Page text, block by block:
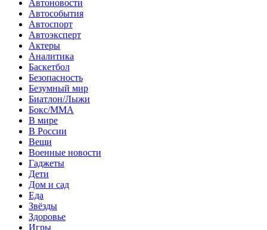
Автоновости
Автособытия
Автоспорт
Автоэксперт
Актеры
Аналитика
Баскетбол
Безопасность
Безумный мир
Биатлон/Лыжи
Бокс/MMA
В мире
В России
Вещи
Военные новости
Гаджеты
Дети
Дом и сад
Еда
Звёзды
Здоровье
Игры